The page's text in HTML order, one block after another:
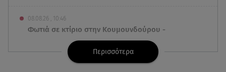
08.08.26 , 10:46
Φωτιά σε κτίριο στην Κουμουνδούρου -
Απεγκλωβίστηκε ένα άτομο
Περισσότερα